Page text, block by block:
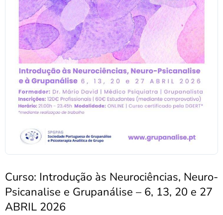
Curso: Introdução às Neurociências, Neuro-
Psicanalise e Grupanálise – 6, 13, 20 e 27
ABRIL 2026